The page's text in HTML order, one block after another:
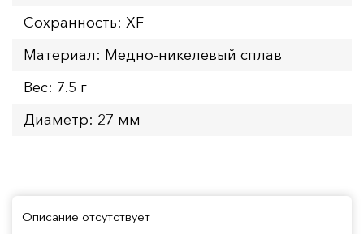
Сохранность: XF
Материал: Медно-никелевый сплав
Вес: 7.5 г
Диаметр: 27 мм
Описание отсутствует